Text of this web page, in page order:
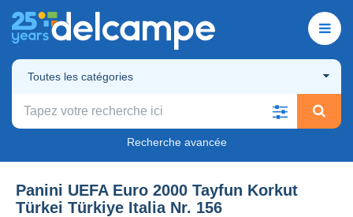
Toutes les catégories
Recherche avancée
Panini UEFA Euro 2000 Tayfun Korkut
Türkei Türkiye Italia Nr. 156